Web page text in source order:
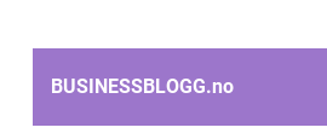
BUSINESSBLOGG.no